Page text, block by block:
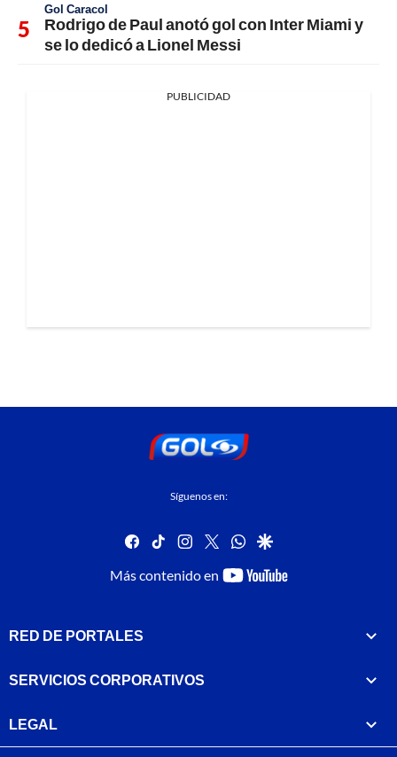
Gol Caracol
Rodrigo de Paul anotó gol con Inter Miami y
se lo dedicó a Lionel Messi
PUBLICIDAD
Síguenos en:
facebook
tiktok instagram
twitterwhatsapp
google
Más contenido en
youtube-
RED DE PORTALES
SERVICIOS CORPORATIVOS
LEGAL